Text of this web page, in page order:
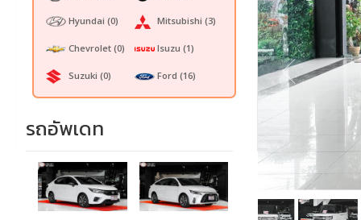
Hyundai (0)
Chevrolet (0)
Suzuki (0)
Mitsubishi (3)
Isuzu (1)
Ford (16)
รถอัพเดท